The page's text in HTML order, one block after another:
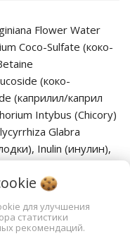
Flower Water
Coco-Sulfate (коко-
(коко-
(каприлил/каприл
Intybus (Chicory)
Glabra
Inulin (инулин),
(бензоат
Lavandula
Xanthan Gum
Glutamate Diacetate
для улучшения
статистики
рекомендаций.